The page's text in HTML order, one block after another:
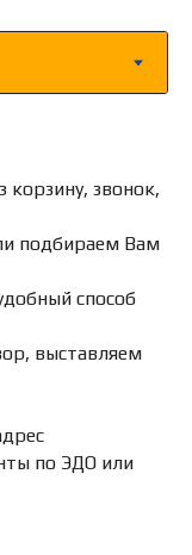
корзину, звонок,
подбираем Вам
способ
выставляем
по ЭДО или